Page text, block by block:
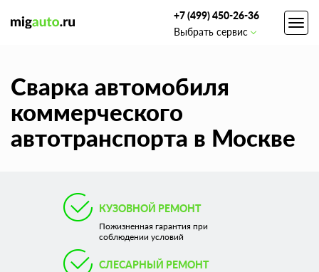
+7 (499) 450-26-36
Выбрать сервис
Сварка автомобиля
коммерческого
автотранспорта в Москве
КУЗОВНОЙ РЕМОНТ
Пожизненная гарантия при
соблюдении условий
СЛЕСАРНЫЙ РЕМОНТ